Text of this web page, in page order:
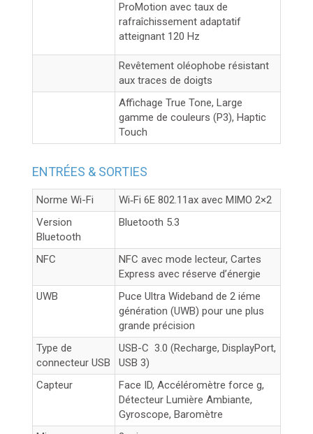
ProMotion avec taux de
rafraîchissement adaptatif
atteignant 120 Hz
Revêtement oléophobe résistant
aux traces de doigts
Affichage True Tone, Large
gamme de couleurs (P3), Haptic
Touch
ENTRÉES & SORTIES
Norme Wi-Fi
Wi‑Fi 6E 802.11ax avec MIMO 2×2
Version
Bluetooth
Bluetooth 5.3
NFC
NFC avec mode lecteur, Cartes
Express avec réserve d’énergie
UWB
Puce Ultra Wideband de 2 iéme
génération (UWB) pour une plus
grande précision
Type de
connecteur USB
USB-C 3.0 (Recharge, DisplayPort,
USB 3)
Capteur
Face ID, Accéléromètre force g,
Détecteur Lumière Ambiante,
Gyroscope, Baromètre